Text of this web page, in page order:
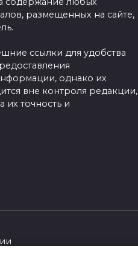
размещенных на сайте,
ссылки для удобства
однако их
вне контроля редакции,
их точность и